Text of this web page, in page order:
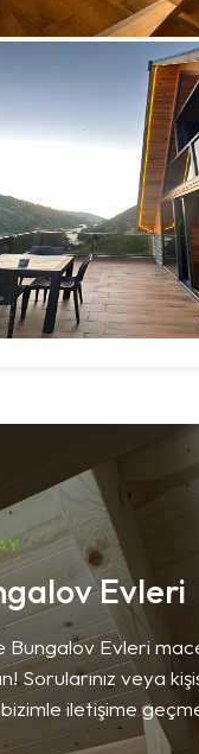
Evleri
Bungalov Evleri
Sorularınız veya
iletişime